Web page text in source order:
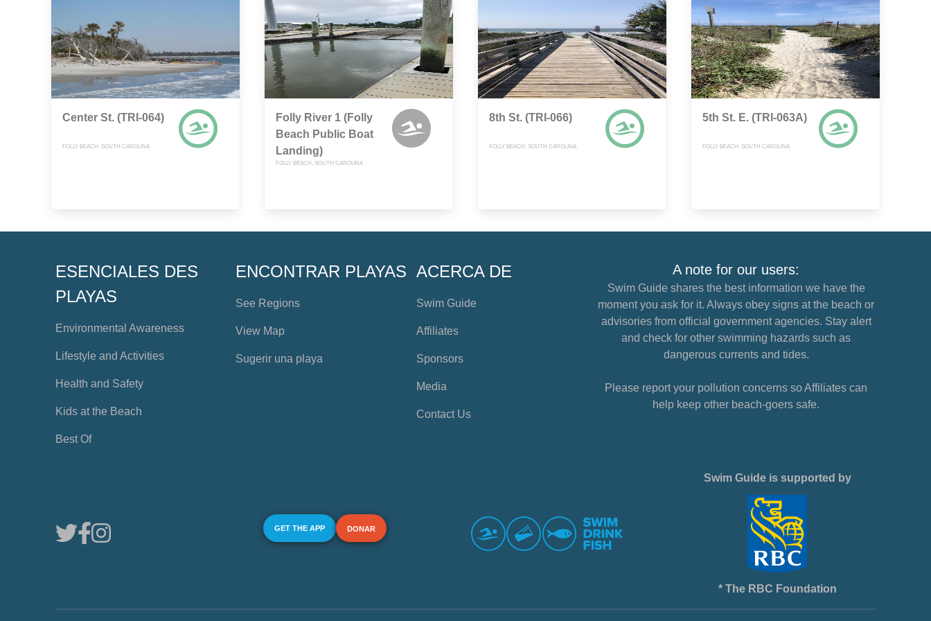
Center St. (TRI-064)
FOLLY BEACH, SOUTH CAROLINA
Folly River 1 (Folly
Beach Public Boat
Landing)
FOLLY BEACH, SOUTH CAROLINA
8th St. (TRI-066)
FOLLY BEACH, SOUTH CAROLINA
5th St. E. (TRI-063A)
FOLLY BEACH, SOUTH CAROLINA
ESENCIALES DES
PLAYAS
Environmental Awareness
Lifestyle and Activities
Health and Safety
Kids at the Beach
Best Of
ENCONTRAR PLAYAS
See Regions
View Map
Sugerir una playa
ACERCA DE
Swim Guide
Affiliates
Sponsors
Media
Contact Us
A note for our users:
Swim Guide shares the best information we have the
moment you ask for it. Always obey signs at the beach or
advisories from official government agencies. Stay alert
and check for other swimming hazards such as
dangerous currents and tides.
Please report your pollution concerns so Affiliates can
help keep other beach-goers safe.
GET THE APP DONAR
Swim Guide is supported by
* The RBC Foundation